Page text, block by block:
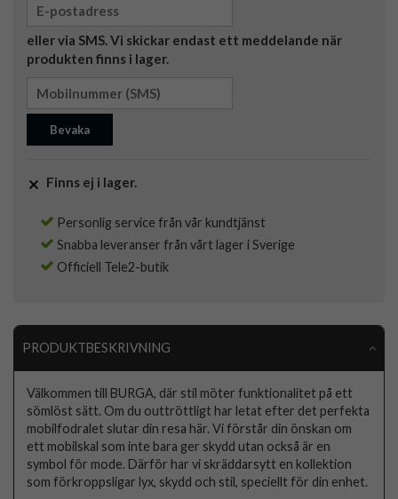
eller via SMS. Vi skickar endast ett meddelande när
produkten finns i lager.
Bevaka
Finns ej i lager.
Personlig service från vår kundtjänst
Snabba leveranser från vårt lager i Sverige
Officiell Tele2-butik
PRODUKTBESKRIVNING
Välkommen till BURGA, där stil möter funktionalitet på ett
sömlöst sätt. Om du outtröttligt har letat efter det perfekta
mobilfodralet slutar din resa här. Vi förstår din önskan om
ett mobilskal som inte bara ger skydd utan också är en
symbol för mode. Därför har vi skräddarsytt en kollektion
som förkroppsligar lyx, skydd och stil, speciellt för din enhet.